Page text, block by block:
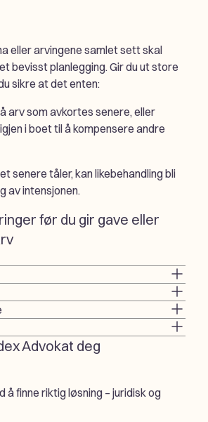
eller arvingene samlet sett skal
bevisst planlegging. Gir du ut store
sikre at det enten:
arv som avkortes senere, eller
i boet til å kompensere andre
senere tåler, kan likebehandling bli
av intensjonen.
før du gir gave eller
Advokat deg
å finne riktig løsning – juridisk og